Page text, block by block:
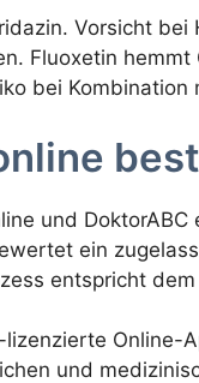
Vorsicht bei
Fluoxetin
bei
und
ein
entspricht
und